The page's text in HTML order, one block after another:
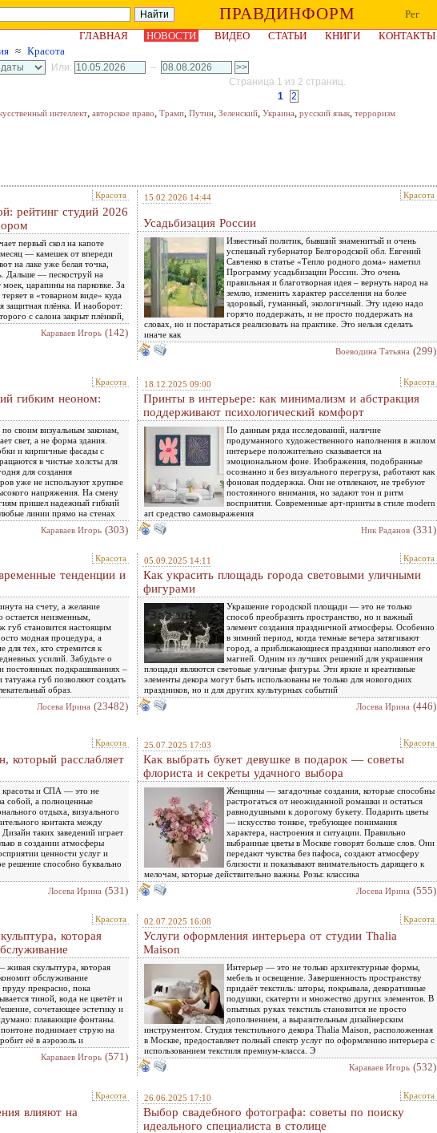
ПРАВДИНФОРМ
Рег
ГЛАВНАЯ
НОВОСТИ ВИДЕО СТАТЬИ КНИГИ КОНТАКТЫ
≈ Красота
Или:
–
Страница 1 из 2 страниц.
1
2
интеллект, авторское право, Трамп, Путин, Зеленский, Украина, русский язык, терроризм
Красота
рейтинг студий 2026
первый скол на капоте
— камешек от впереди
на лаке уже белая точка,
Дальше — пескоструй на
моек, царапины на парковке. За
в «товарном виде» куда
защитная плёнка. И наоборот:
с салона закрыт плёнкой,
Караваев Игорь (142)
15.02.2026 14:44 Красота
Усадьбизация России
Известный политик, бывший знаменитый и очень
успешный губернатор Белгородской обл. Евгений
Савченко в статье «Тепло родного дома» наметил
Программу усадьбизации России. Это очень
правильная и благотворная идея – вернуть народ на
землю, изменить характер расселения на более
здоровый, гуманный, экологичный. Эту идею надо
горячо поддержать, и не просто поддержать на
словах, но и постараться реализовать на практике. Это нельзя сделать
иначе как
Воеводина Татьяна (299)
Красота
гибким неоном:
своим визуальным законам,
свет, а не форма здания.
и кирпичные фасады с
в чистые холсты для
для создания
уже не используют хрупкое
напряжения. На смену
пришел надежный гибкий
линии прямо на стенах
Караваев Игорь (303)
18.12.2025 09:00 Красота
Принты в интерьере: как минимализм и абстракция
поддерживают психологический комфорт
По данным ряда исследований, наличие
продуманного художественного наполнения в жилом
интерьере положительно сказывается на
эмоциональном фоне. Изображения, подобранные
осознанно и без визуального перегруза, работают как
фоновая поддержка. Они не отвлекают, не требуют
постоянного внимания, но задают тон и ритм
восприятия. Современные арт-принты в стиле modern
art средство самовыражения
Ник Раданов (331)
Красота
тенденции и
на счету, а желание
остается неизменным,
губ становится настоящим
модная процедура, а
для тех, кто стремится к
усилий. Забудьте о
постоянных подкрашиваниях –
губ позволяют создать
образ.
Лосева Ирина (23482)
05.09.2025 14:11 Красота
Как украсить площадь города световыми уличными
фигурами
Украшение городской площади — это не только
способ преобразить пространство, но и важный
элемент создания праздничной атмосферы. Особенно
в зимний период, когда темные вечера затягивают
город, а приближающиеся праздники наполняют его
магией. Одним из лучших решений для украшения
площади являются световые уличные фигуры. Эти яркие и креативные
элементы декора могут быть использованы не только для новогодних
праздников, но и для других культурных событий
Лосева Ирина (446)
Красота
который расслабляет
красоты и СПА — это не
собой, а полноценные
отдыха, визуального
контакта между
таких заведений играет
в создании атмосферы
ценности услуг и
решение способно буквально
Лосева Ирина (531)
25.07.2025 17:03 Красота
Как выбрать букет девушке в подарок — советы
флориста и секреты удачного выбора
Женщины — загадочные создания, которые способны
растрогаться от неожиданной ромашки и остаться
равнодушными к дорогому букету. Подарить цветы
— искусство тонкое, требующее понимания
характера, настроения и ситуации. Правильно
выбранные цветы в Москве говорят больше слов. Они
передают чувства без пафоса, создают атмосферу
близости и показывают внимательность дарящего к
мелочам, которые действительно важны. Розы: классика
Лосева Ирина (555)
Красота
которая
скульптура, которая
обслуживание
прекрасно, пока
тиной, вода не цветёт и
сочетающее эстетику и
плавающие фонтаны.
поднимает струю на
её в аэрозоль и
Караваев Игорь (571)
02.07.2025 16:08 Красота
Услуги оформления интерьера от студии Thalia
Maison
Интерьер — это не только архитектурные формы,
мебель и освещение. Завершенность пространству
придаёт текстиль: шторы, покрывала, декоративные
подушки, скатерти и множество других элементов. В
опытных руках текстиль становится не просто
дополнением, а выразительным дизайнерским
инструментом. Студия текстильного декора Thalia Maison, расположенная
в Москве, предоставляет полный спектр услуг по оформлению интерьера с
использованием текстиля премиум-класса. Э
Караваев Игорь (532)
Красота
влияют на
26.06.2025 17:10 Красота
Выбор свадебного фотографа: советы по поиску
идеального специалиста в столице